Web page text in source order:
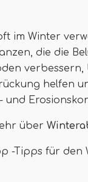
im Winter
die die
verbessern,
helfen
und
über
-Tipps für den